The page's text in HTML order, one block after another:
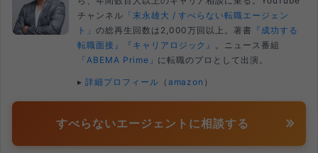
チャンネル 「末永雄大 / すべらない転職エージェン
ト」 の総再生回数は2,000万回以上。著書 『成功する
転職面接』
『キャリアロジック』
。ニュース番組
「ABEMA Prime」 に転職のプロとして出演。
▸ 詳細プロフィール （ amazon ）
すべらないエージェントに相談する